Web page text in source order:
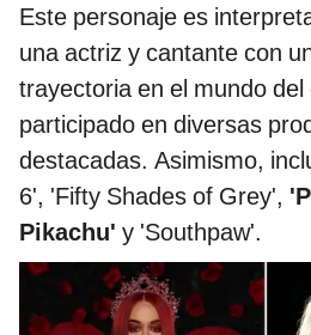
Este personaje es
una actriz y cantante con
trayectoria en el mundo
participado en diversas
destacadas. Asimismo,
6', 'Fifty Shades of Grey',
Pikachu' y 'Southpaw'.